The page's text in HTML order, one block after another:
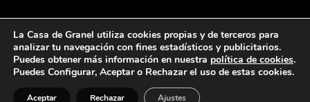
Creado por Tandem Marketing Digital
La Casa de Granel utiliza cookies propias y de terceros para
analizar tu navegación con fines estadísticos y publicitarios.
Puedes obtener más información en nuestra política de cookies.
Puedes Configurar, Aceptar o Rechazar el uso de estas cookies.
Aceptar Rechazar Ajustes